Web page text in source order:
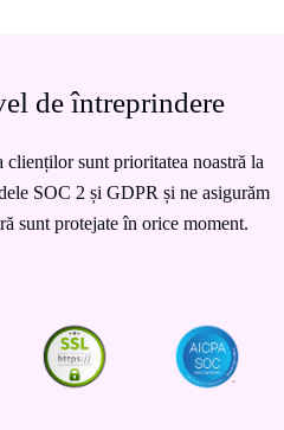
de întreprindere
clienților sunt prioritatea noastră la
SOC 2 și GDPR și ne asigurăm
sunt protejate în orice moment.